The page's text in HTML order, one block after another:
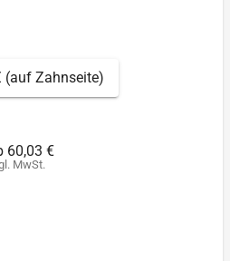
(auf Zahnseite)
60,03 €
MwSt.